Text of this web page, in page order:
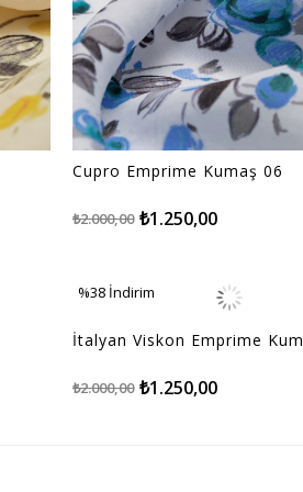
Cupro Emprime Kumaş 06
₺1.250,00
₺2.000,00
İtalyan Viskon Emprime
₺1.250,00
₺2.000,00
%38 İndirim